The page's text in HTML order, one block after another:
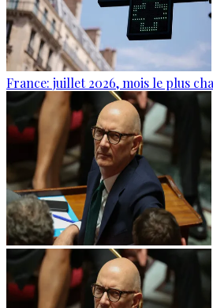
France: juillet 2026, mois le plus